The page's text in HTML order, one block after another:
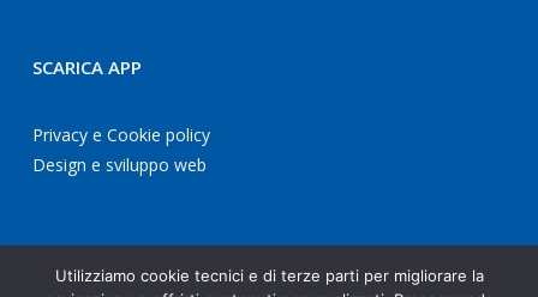
SCARICA APP
Privacy e Cookie policy
Design e sviluppo web
Utilizziamo cookie tecnici e di terze parti per migliorare la